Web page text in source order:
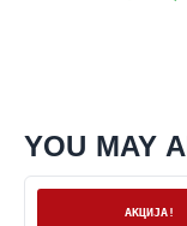
YOU MAY
АКЦИЈА!